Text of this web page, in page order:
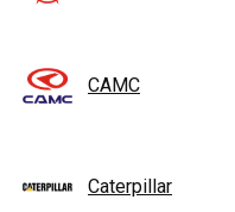
CAMC
Caterpillar